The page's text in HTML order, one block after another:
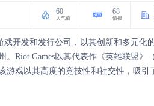
60
人气值
68
情报
戏开发和发行公司，以其创新和多元化
Riot Games以其代表作《英雄联盟》
游戏以其高度的竞技性和社交性，吸引
》、《Teamfight Tactics》等多款